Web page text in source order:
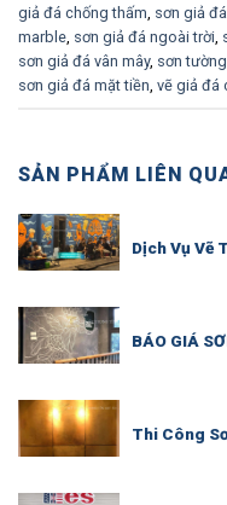
giả đá chống thấm sơn giả
marble sơn giả đá ngoài trời
sơn giả đá vân mây, sơn
sơn giả đá mặt tiền vẽ giả đá
SẢN PHẨM LIÊN
Dịch Vụ Vẽ
BÁO GIÁ
Thi Công